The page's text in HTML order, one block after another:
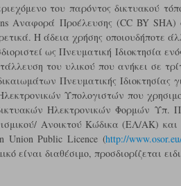
του παρόντος δικτυακού
Αναφορά Προέλευσης (CC BY
Η άδεια χρήσης οποιουδήποτε
ως Πνευματική Ιδιοκτησία
του υλικού που ανήκει σε
Πνευματικής
Υπολογιστών που
Ηλεκτρονικών Φορμών Υπ.
Ανοικτού Κώδικα (ΕΛ/ΑΚ) και
Union Public Licence (http://
είναι διαθέσιμο, προσδιορίζεται